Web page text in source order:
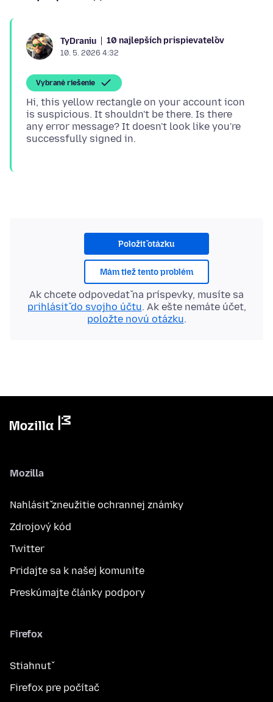
TyDraniu 10 najlepších prispievateľov
10. 5. 2026 4:32
Vybrané riešenie
Hi, this yellow rectangle on your account icon
is suspicious. It shouldn't be there. Is there
any error message? It doesn't look like you're
Položiť otázku
Mám tiež tento problém
Ak chcete odpovedať na príspevky, musíte sa
prihlásiť do svojho účtu. Ak ešte nemáte účet,
položte novú otázku.
Mozilla
Nahlásiť zneužitie ochrannej známky
Zdrojový kód
Twitter
Pridajte sa k našej komunite
Preskúmajte články podpory
Firefox
Stiahnuť
Firefox pre počítač